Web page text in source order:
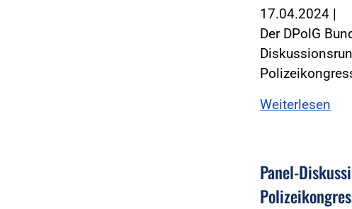
17.04.2024 |
Der DPolG
Weiterlesen
Panel-